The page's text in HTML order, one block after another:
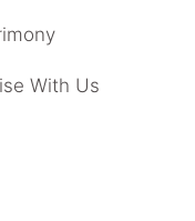
With Us